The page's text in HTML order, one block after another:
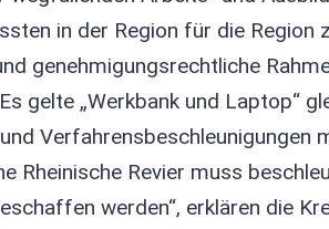
in der Region für die Region
genehmigungsrechtliche
gelte „Werkbank und Laptop“
Verfahrensbeschleunigungen
Rheinische Revier muss
werden“, erklären die